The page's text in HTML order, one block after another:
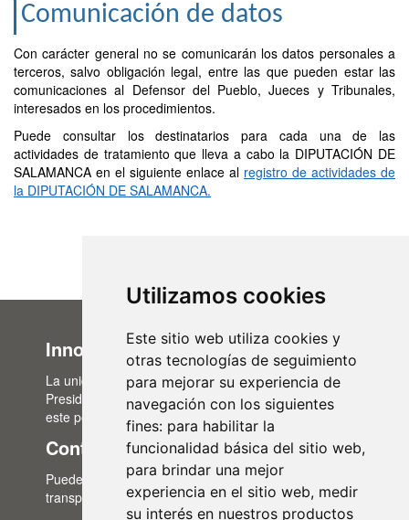
Utilizamos cookies
Este sitio web utiliza cookies y
otras tecnologías de seguimiento
para mejorar su experiencia de
navegación con los siguientes
fines: para habilitar la
funcionalidad básica del sitio web,
para brindar una mejor
experiencia en el sitio web, medir
su interés en nuestros productos
Comunicación de datos
Con carácter general no se comunicarán los datos personales a
terceros, salvo obligación legal, entre las que pueden estar las
comunicaciones al Defensor del Pueblo, Jueces y Tribunales,
interesados en los procedimientos.
Puede consultar los destinatarios para cada una de las
actividades de tratamiento que lleva a cabo la DIPUTACIÓN DE
SALAMANCA en el siguiente enlace al registro de actividades de
la DIPUTACIÓN DE SALAMANCA.
Innovación Administrativa
La unidad de Innovación Administrativa, del Área de
Presidencia, es la encargada de la actualización de
este portal de transparencia.
Contacto
Puedes contactar con nosotros a través del correo:
transparencia@lasalina.es